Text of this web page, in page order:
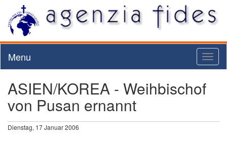
Menu
ASIEN/KOREA - Weihbischof
von Pusan ernannt
Dienstag, 17 Januar 2006